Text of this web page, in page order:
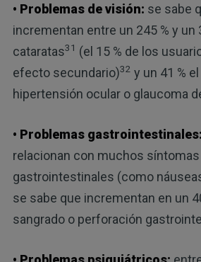
• Problemas de visión: se sabe
incrementan entre un 245 % y un
cataratas31 (el 15 % de los
efecto secundario)32 y un 41 %
hipertensión ocular o glaucoma
• Problemas gastrointestinales:
relacionan con muchos síntomas
gastrointestinales (como
se sabe que incrementan en un
sangrado o perforación